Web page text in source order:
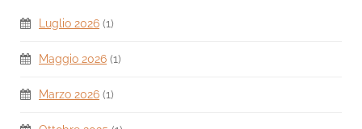
Luglio 2026 (1)
Maggio 2026 (1)
Marzo 2026 (1)